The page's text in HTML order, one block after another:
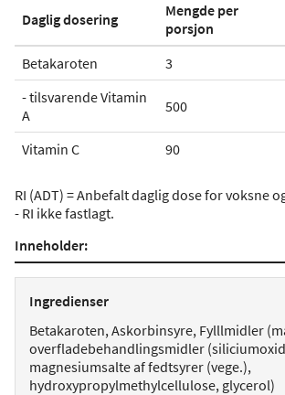
Daglig dosering
Mengde per
porsjon
Betakaroten 3
- tilsvarende Vitamin
A
500
Vitamin C 90
RI (ADT) = Anbefalt daglig dose for voksne
- RI ikke fastlagt.
Inneholder:
Ingredienser
Betakaroten, Askorbinsyre, Fylllmidler
overfladebehandlingsmidler
magnesiumsalte af fedtsyrer (vege.),
hydroxypropylmethylcellulose, glycerol)